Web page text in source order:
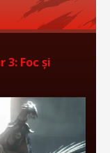
Foc și